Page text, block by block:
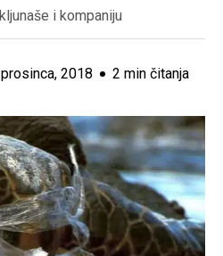
i kompaniju
2018 2 min čitanja